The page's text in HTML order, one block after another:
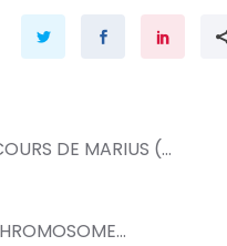
DE MARIUS (...